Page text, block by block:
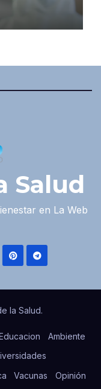
Salud
en La Web
la Salud.
Ambiente
Vacunas Opinión